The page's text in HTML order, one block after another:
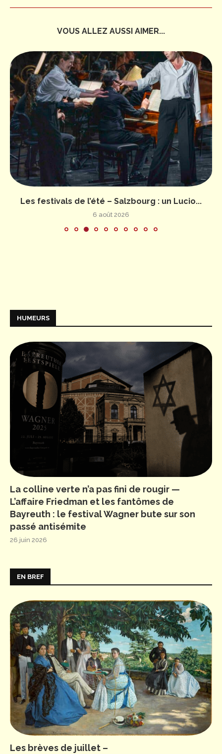
VOUS ALLEZ AUSSI AIMER...
Les festivals de l’été – Salzbourg : un Lucio...
6 août 2026
HUMEURS
La colline verte n’a pas fini de rougir —
L’affaire Friedman et les fantômes de
Bayreuth : le festival Wagner bute sur son
passé antisémite
26 juin 2026
EN BREF
Les brèves de juillet –